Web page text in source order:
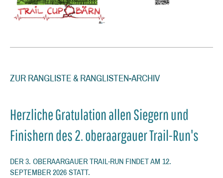
ZUR RANGLISTE & RANGLISTEN-ARCHIV
Herzliche Gratulation allen Siegern und
Finishern des 2. oberaargauer Trail-Run's
DER 3. OBERAARGAUER TRAIL-RUN FINDET AM 12.
SEPTEMBER 2026 STATT.